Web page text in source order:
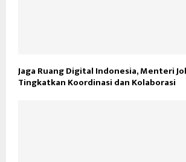
Jaga Ruang Digital Indonesia, Menteri
Tingkatkan Koordinasi dan Kolaborasi